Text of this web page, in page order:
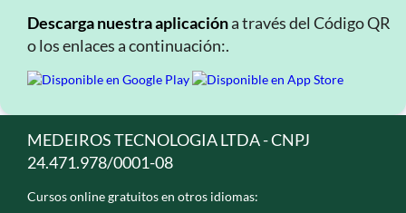
Descarga nuestra aplicacióna través del Código QR
o los enlaces a continuación:.
MEDEIROS TECNOLOGIA LTDA - CNPJ
24.471.978/0001-08
Cursos online gratuitos en otros idiomas: